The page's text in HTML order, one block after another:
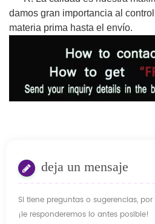
damos gran importancia al
materia prima hasta el envío.
deja un mensaje
Si tiene preguntas o sugerencias,
¡le responderemos lo antes posible!